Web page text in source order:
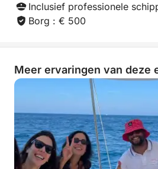
Inclusief professionele
Borg : € 500
Meer ervaringen van deze